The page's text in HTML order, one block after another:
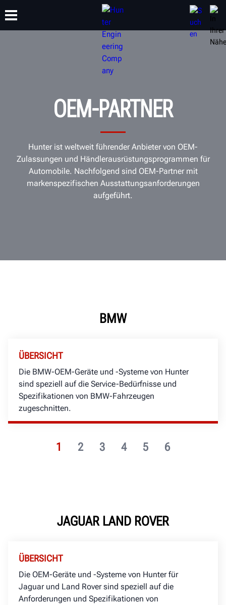
SCHULUNG
OEM-PARTNER
Hunter ist weltweit führender Anbieter von OEM-
Zulassungen und Händlerausrüstungsprogrammen für
Automobile. Nachfolgend sind OEM-Partner mit
markenspezifischen Ausstattungsanforderungen
aufgeführt.
BMW
1 2 3 4 5 6
ÜBERSICHT
Die BMW-OEM-Geräte und -Systeme von Hunter
sind speziell auf die Service-Bedürfnisse und
Spezifikationen von BMW-Fahrzeugen
zugeschnitten.
JAGUAR LAND ROVER
ÜBERSICHT
Die OEM-Geräte und -Systeme von Hunter für
Jaguar und Land Rover sind speziell auf die
Anforderungen und Spezifikationen von